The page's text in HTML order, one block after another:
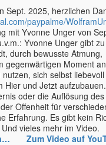
Sept. 2025, herzlichen
paypalme/
mit Yvonne Unger von
Yvonne Unger gibt
durch bewusste Atmung,
gegenwärtigen Moment
sich selbst
und Jetzt
oder die Auflösung
Offenheit für
Erfahrung. Es gibt kein
Und vieles mehr im
Zum Video auf